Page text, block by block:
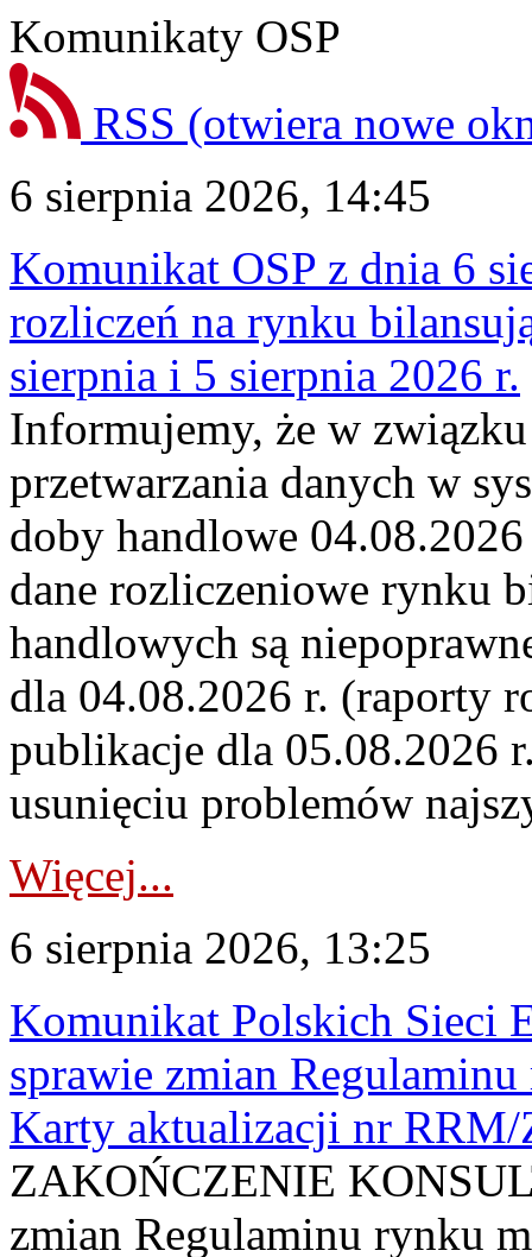
Komunikaty OSP
RSS (otwiera nowe
6 sierpnia 2026, 14:45
Komunikat OSP z dnia 6
rozliczeń na rynku
sierpnia i 5 sierpnia 2026 r.
Informujemy, że w
przetwarzania danych w
doby handlowe
dane rozliczeniowe rynku
handlowych są
dla 04.08.2026 r. (raporty
publikacje dla 05.08.2026
usunięciu problemów
Więcej...
6 sierpnia 2026, 13:25
Komunikat Polskich Sieci
sprawie zmian
Karty aktualizacji nr
ZAKOŃCZENIE
zmian Regulaminu rynku